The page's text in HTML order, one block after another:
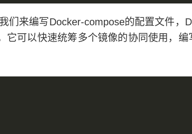
来编写Docker-compose的配置文件，
它可以快速统筹多个镜像的协同使用，